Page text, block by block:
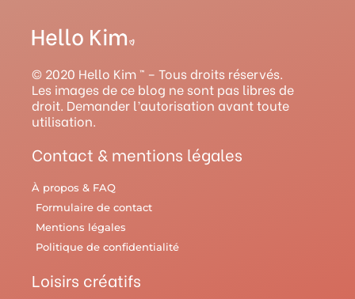
t
a
g
r
a
m
t
u
b
e
r
e
s
o
o
k
y
© 2020 Hello Kim ™ – Tous droits réservés.
Les images de ce blog ne sont pas libres de
droit. Demander l’autorisation avant toute
utilisation.
Contact & mentions légales
À propos & FAQ
Formulaire de contact
Mentions légales
Politique de confidentialité
Loisirs créatifs